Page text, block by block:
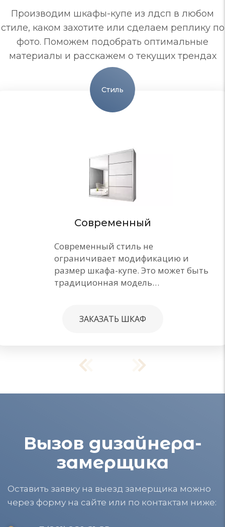
Производим шкафы-купе из лдсп в любом
стиле, каком захотите или сделаем реплику по
фото. Поможем подобрать оптимальные
материалы и расскажем о текущих трендах
Стиль
Современный
Современный стиль не
ограничивает модификацию и
размер шкафа-купе. Это может быть
традиционная модель…
ЗАКАЗАТЬ ШКАФ
Вызов дизайнера-
замерщика
Оставить заявку на выезд замерщика можно
через форму на сайте или по контактам ниже: